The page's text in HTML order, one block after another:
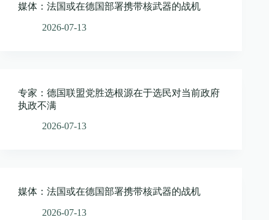
媒体：法国或在德国部署携带核武器的战机
2026-07-13
专家：德国联盟党胜选根源在于选民对当前政府
执政不满
2026-07-13
媒体：法国或在德国部署携带核武器的战机
2026-07-13